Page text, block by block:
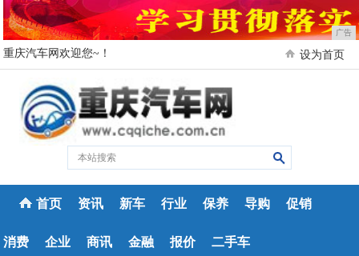
广告
重庆汽车网欢迎您~！ 设为首页
首页 资讯 新车 行业 保养 导购 促销
消费 企业 商讯 金融 报价 二手车